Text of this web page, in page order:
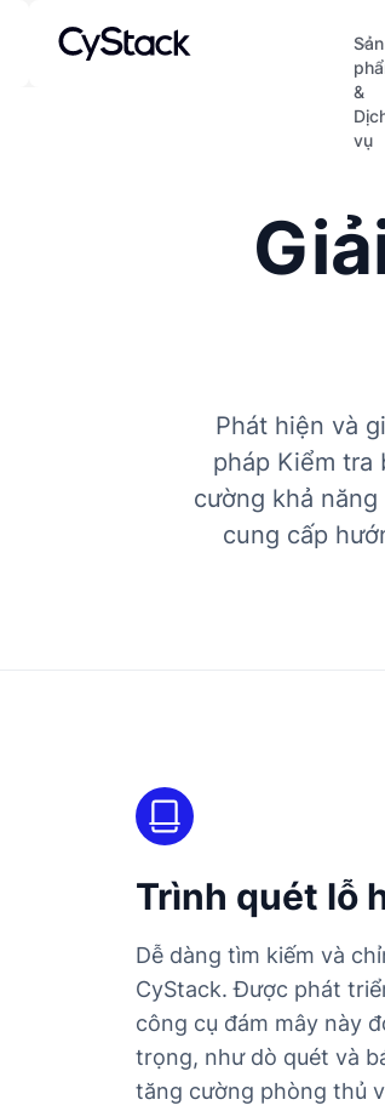
Sản
&
vụ
Phát hiện và
pháp Kiểm tra
cường khả
cung cấp
Trình quét lỗ
Dễ dàng tìm kiếm và
CyStack. Được phát
công cụ đám mây này
trọng, như dò quét và
tăng cường phòng thủ